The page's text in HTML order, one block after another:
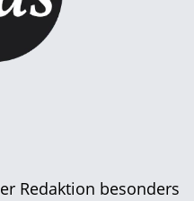
Redaktion besonders